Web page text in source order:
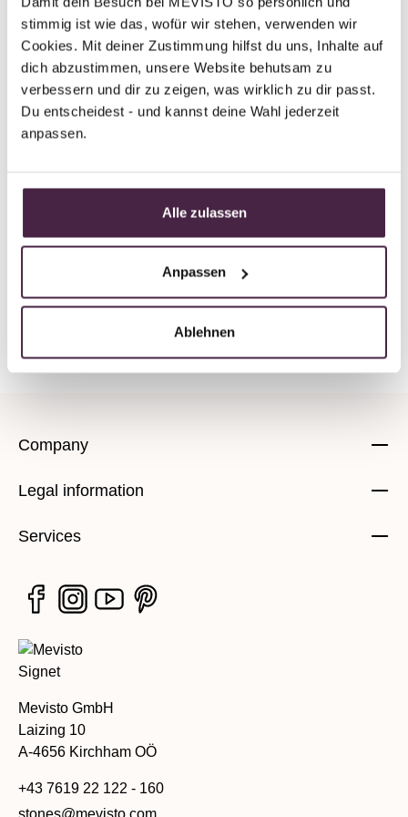
stimmig ist wie das, wofür wir stehen, verwenden wir
Cookies. Mit deiner Zustimmung hilfst du uns, Inhalte auf
dich abzustimmen, unsere Website behutsam zu
verbessern und dir zu zeigen, was wirklich zu dir passt.
Du entscheidest - und kannst deine Wahl jederzeit
anpassen.
Alle zulassen
Anpassen
Ablehnen
Partner without certification
Human burial
Pietät Im Prüfling GmbH
Usinger Str. 2 Ecke Im Prüfling 27
Back to overview
Company
Legal information
Services
Mevisto GmbH
Laizing 10
A-4656 Kirchham OÖ
+43 7619 22 122 - 160
stones@mevisto.com